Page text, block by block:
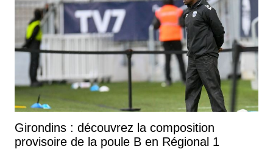
Girondins : découvrez la composition
provisoire de la poule B en Régional 1